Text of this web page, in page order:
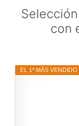
con
EL 1º MÁS VENDIDO